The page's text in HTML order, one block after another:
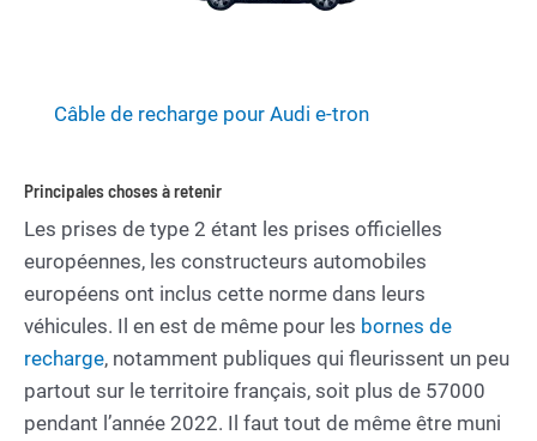
Câble de recharge pour Audi e-tron
Principales choses à retenir
Les prises de type 2 étant les prises officielles
européennes, les constructeurs automobiles
européens ont inclus cette norme dans leurs
véhicules. Il en est de même pour les bornes de
recharge, notamment publiques qui fleurissent un peu
partout sur le territoire français, soit plus de 57000
pendant l’année 2022. Il faut tout de même être muni